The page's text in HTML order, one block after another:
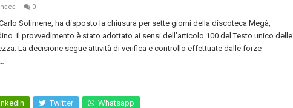
0
Solimene, ha disposto la chiusura per sette giorni della discoteca Megà,
Il provvedimento è stato adottato ai sensi dell’articolo 100 del Testo unico delle
La decisione segue attività di verifica e controllo effettuate dalle forze
Twitter Whatsapp